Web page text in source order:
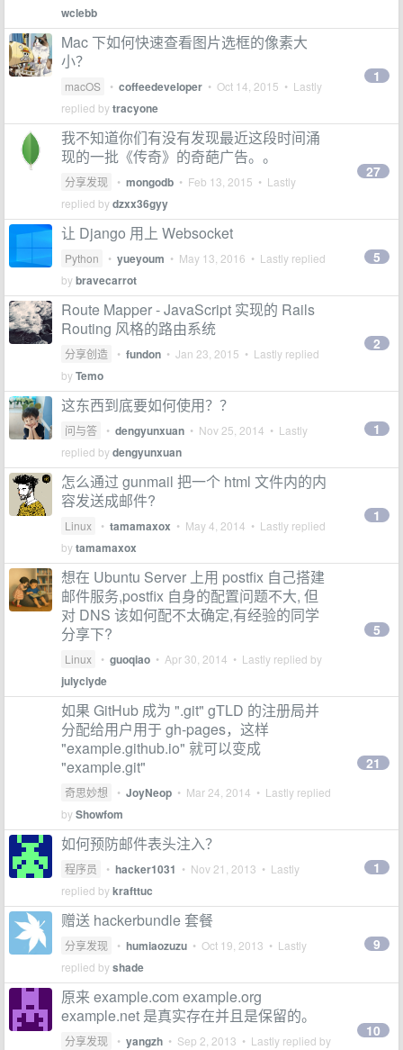
wclebb
Mac 下如何快速查看图片选框的像素大
小？
macOS • coffeedeveloper • Oct 14, 2015 • Lastly
replied bytracyone
1
我不知道你们有没有发现最近这段时间涌
现的一批《传奇》的奇葩广告。。
分享发现 • mongodb • Feb 13, 2015 • Lastly
replied bydzxx36gyy
27
让 Django 用上 Websocket
Python • yueyoum • May 13, 2016 • Lastly replied
bybravecarrot
5
Route Mapper - JavaScript 实现的 Rails
Routing 风格的路由系统
分享创造 • fundon • Jan 23, 2015 • Lastly replied
byTemo
2
这东西到底要如何使用？？
问与答 • dengyunxuan • Nov 25, 2014 • Lastly
replied bydengyunxuan
1
怎么通过 gunmail 把一个 html 文件内的内
容发送成邮件?
Linux • tamamaxox • May 4, 2014 • Lastly replied
bytamamaxox
1
想在 Ubuntu Server 上用 postfix 自己搭建
邮件服务,postfix 自身的配置问题不大, 但
对 DNS 该如何配不太确定,有经验的同学
分享下?
Linux • guoqiao • Apr 30, 2014 • Lastly replied by
julyclyde
5
如果 GitHub 成为 ".git" gTLD 的注册局并
分配给用户用于 gh-pages，这样
"example.github.io" 就可以变成
"example.git"
奇思妙想 • JoyNeop • Mar 24, 2014 • Lastly replied
byShowfom
21
如何预防邮件表头注入？
程序员 • hacker1031 • Nov 21, 2013 • Lastly
replied bykrafttuc
1
赠送 hackerbundle 套餐
分享发现 • humiaozuzu • Oct 19, 2013 • Lastly
replied byshade
9
原来 example.com example.org
example.net 是真实存在并且是保留的。
分享发现 • yangzh • Sep 2, 2013 • Lastly replied by
10